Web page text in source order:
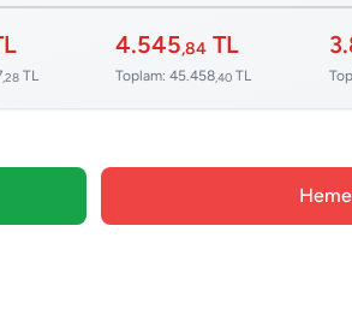
,28 TL
4.545,84 TL
Toplam: 45.458,40 TL